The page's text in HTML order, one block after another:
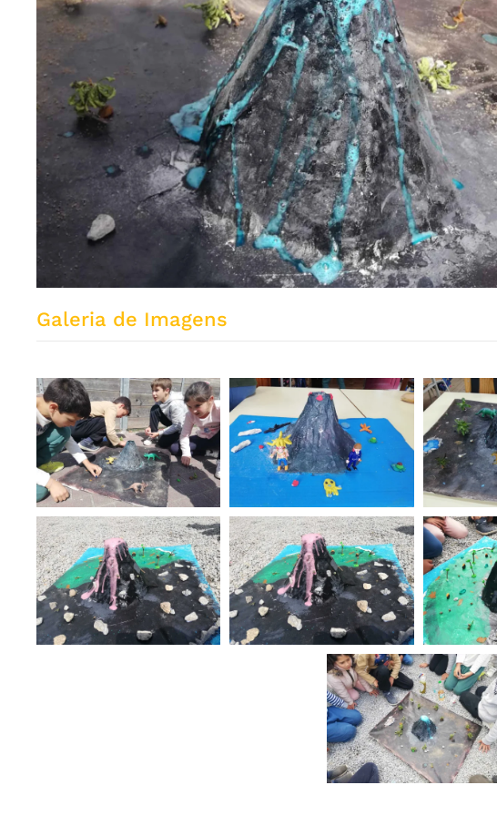
Galeria de Imagens
ZOOM ZOOM
ZOOM ZOOM
ZOOM